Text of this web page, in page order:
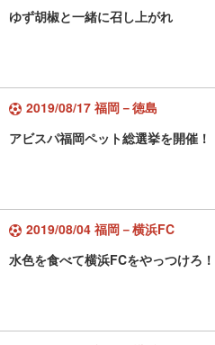
ゆず胡椒と一緒に召し上がれ
2019/08/17 福岡－徳島
アビスパ福岡ペット総選挙を開催！
2019/08/04 福岡－横浜FC
水色を食べて横浜FCをやっつけろ！